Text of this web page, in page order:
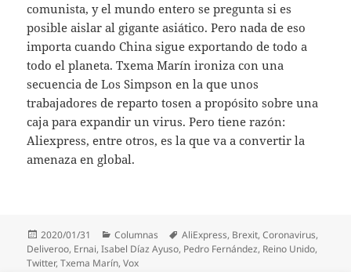
comunista, y el mundo entero se pregunta si es
posible aislar al gigante asiático. Pero nada de eso
importa cuando China sigue exportando de todo a
todo el planeta. Txema Marín ironiza con una
secuencia de Los Simpson en la que unos
trabajadores de reparto tosen a propósito sobre una
caja para expandir un virus. Pero tiene razón:
Aliexpress, entre otros, es la que va a convertir la
amenaza en global.
Publicado
el
2020/01/31 Categorías
Columnas Etiquetas
AliExpress, Brexit,Coronavirus,
Deliveroo, Ernai,Isabel Díaz Ayuso, Pedro Fernández, Reino Unido,
Twitter,Txema Marín,Vox